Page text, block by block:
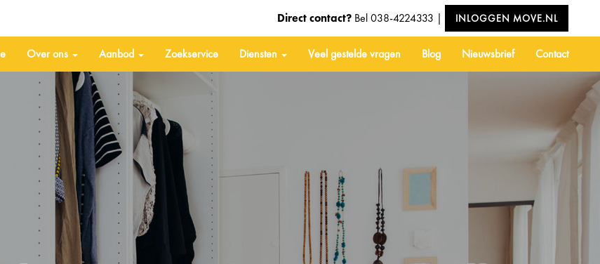
Direct contact? Bel038-4224333 | INLOGGEN MOVE.NL
Over ons Aanbod Zoekservice Diensten Veel gestelde vragen Blog Nieuwsbrief Contact